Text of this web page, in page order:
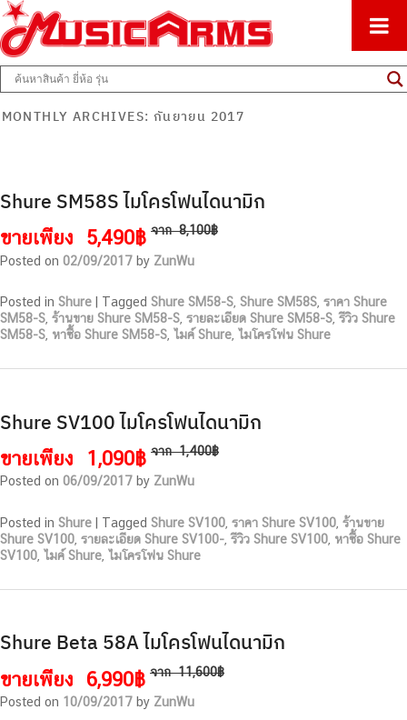
Music Arms
ศูนย์รวมครื่องดนตรีทุกชนิด ตั้งแต่เริ่มต้นถึงมืออาชีพ
MONTHLY ARCHIVES: กันยายน 2017
Shure SM58S ไมโครโฟนไดนามิก
ขายเพียง 5,490฿ จาก8,100฿
Posted on 02/09/2017 by ZunWu
Posted in Shure Tagged Shure SM58-S, Shure SM58S, ราคา Shure
SM58-S, ร้านขาย Shure SM58-S, รายละเอียด Shure SM58-S,รีวิว Shure
SM58-S, หาซื้อ Shure SM58-S, ไมค์ Shure, ไมโครโฟน Shure
Shure SV100 ไมโครโฟนไดนามิก
ขายเพียง 1,090฿ จาก1,400฿
Posted on 06/09/2017 by ZunWu
Posted in Shure Tagged Shure SV100 ราคา Shure SV100 ร้านขาย
Shure SV100 รายละเอียด Shure SV100- ,รีวิว Shure SV100 หาซื้อ Shure
SV100 ไมค์ Shure ไมโครโฟน Shure
Shure Beta 58A ไมโครโฟนไดนามิก
ขายเพียง 6,990฿ จาก11,600฿
Posted on 10/09/2017 by ZunWu